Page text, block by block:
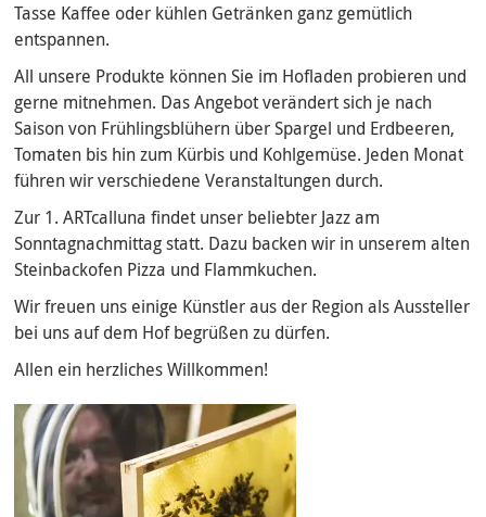
Tasse Kaffee oder kühlen Getränken ganz gemütlich
entspannen.
All unsere Produkte können Sie im Hofladen probieren und
gerne mitnehmen. Das Angebot verändert sich je nach
Saison von Frühlingsblühern über Spargel und Erdbeeren,
Tomaten bis hin zum Kürbis und Kohlgemüse. Jeden Monat
führen wir verschiedene Veranstaltungen durch.
Zur 1. ARTcalluna findet unser beliebter Jazz am
Sonntagnachmittag statt. Dazu backen wir in unserem alten
Steinbackofen Pizza und Flammkuchen.
Wir freuen uns einige Künstler aus der Region als Aussteller
bei uns auf dem Hof begrüßen zu dürfen.
Allen ein herzliches Willkommen!